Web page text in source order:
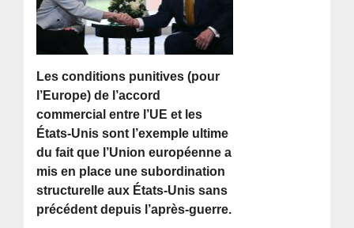
Les conditions punitives (pour
l’Europe) de l’accord
commercial entre l’UE et les
États-Unis sont l’exemple ultime
du fait que l’Union européenne a
mis en place une subordination
structurelle aux États-Unis sans
précédent depuis l’après-guerre.